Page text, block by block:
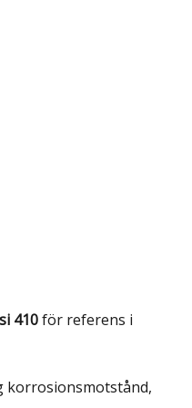
410för referens i
korrosionsmotstånd,